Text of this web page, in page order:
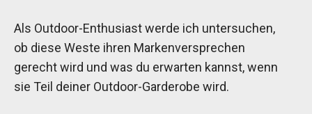
Als Outdoor-Enthusiast werde ich untersuchen,
ob diese Weste ihren Markenversprechen
gerecht wird und was du erwarten kannst, wenn
sie Teil deiner Outdoor-Garderobe wird.